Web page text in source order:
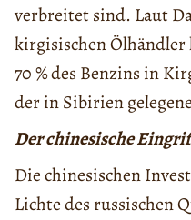
verbreitet sind. Laut
kirgisischen Ölhändler
70 % des Benzins in
der in Sibirien
Der chinesische
Die chinesischen
Lichte des russischen